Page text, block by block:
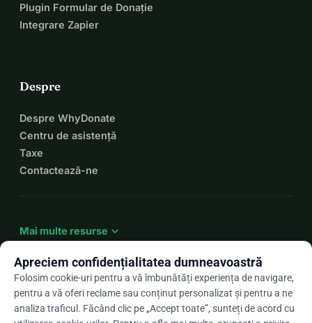
Plugin Formular de Donație
Integrare Zapier
Despre
Despre WhyDonate
Centru de asistență
Taxe
Contactează-ne
Mai multe resurse expand_more
Roarrow_drop_down
Apreciem confidențialitatea dumneavoastră
Folosim cookie-uri pentru a vă îmbunătăți experiența de navigare,
pentru a vă oferi reclame sau conținut personalizat și pentru a ne
analiza traficul. Făcând clic pe „Accept toate”, sunteți de acord cu